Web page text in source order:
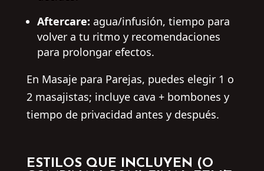
Aftercare: agua/infusión, tiempo para
volver a tu ritmo y recomendaciones
para prolongar efectos.
En Masaje para Parejas, puedes elegir 1 o
2 masajistas; incluye cava + bombones y
tiempo de privacidad antes y después.
ESTILOS QUE INCLUYEN (O